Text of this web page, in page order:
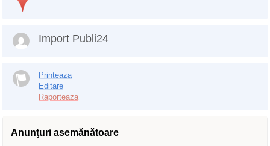
Import Publi24
Printeaza
Editare
Raporteaza
Anunţuri asemănătoare